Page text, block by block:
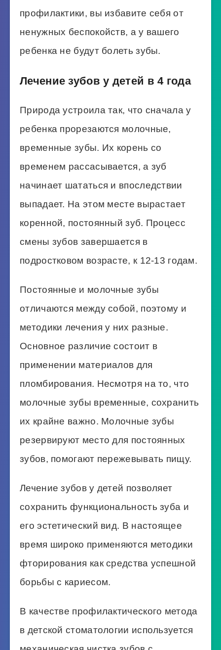
профилактики, вы избавите себя от
ненужных беспокойств, а у вашего
ребенка не будут болеть зубы.
Лечение зубов у детей в 4 года
Природа устроила так, что сначала у
ребенка прорезаются молочные,
временные зубы. Их корень со
временем рассасывается, а зуб
начинает шататься и впоследствии
выпадает. На этом месте вырастает
коренной, постоянный зуб. Процесс
смены зубов завершается в
подростковом возрасте, к 12-13 годам.
Постоянные и молочные зубы
отличаются между собой, поэтому и
методики лечения у них разные.
Основное различие состоит в
применении материалов для
пломбирования. Несмотря на то, что
молочные зубы временные, сохранить
их крайне важно. Молочные зубы
резервируют место для постоянных
зубов, помогают пережевывать пищу.
Лечение зубов у детей позволяет
сохранить функциональность зуба и
его эстетический вид. В настоящее
время широко применяются методики
фторирования как средства успешной
борьбы с кариесом.
В качестве профилактического метода
в детской стоматологии используется